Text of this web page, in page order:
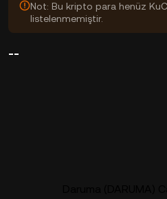
Not: Bu kripto para henüz
listelenmemiştir.
--